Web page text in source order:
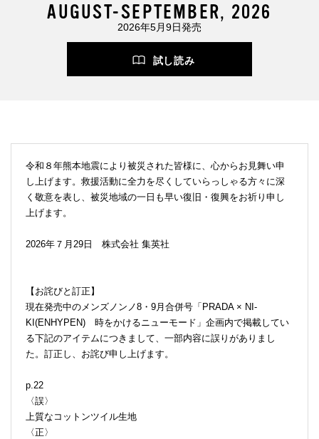
AUGUST-SEPTEMBER, 2026
2026年5月9日発売
試し読み
令和８年熊本地震により被災された皆様に、心からお見舞い申
し上げます。救援活動に全力を尽くしていらっしゃる方々に深
く敬意を表し、被災地域の一日も早い復旧・復興をお祈り申し
上げます。
2026年７月29日 株式会社 集英社
【お詫びと訂正】
現在発売中のメンズノンノ8・9月合併号「PRADA × NI-
KI(ENHYPEN) 時をかけるニューモード」企画内で掲載してい
る下記のアイテムにつきまして、一部内容に誤りがありまし
た。訂正し、お詫び申し上げます。
p.22
〈誤〉
上質なコットンツイル生地
〈正〉